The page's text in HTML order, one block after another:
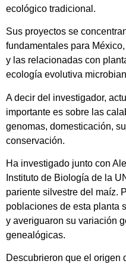
ecológico tradicional.
Sus proyectos se
fundamentales para
y las relacionadas con
ecología evolutiva
A decir del investigador,
importante es sobre las
genomas, domesticación,
conservación.
Ha investigado junto con
Instituto de Biología de la
pariente silvestre del maíz.
poblaciones de esta planta
y averiguaron su variación
genealógicas.
Descubrieron que el origen